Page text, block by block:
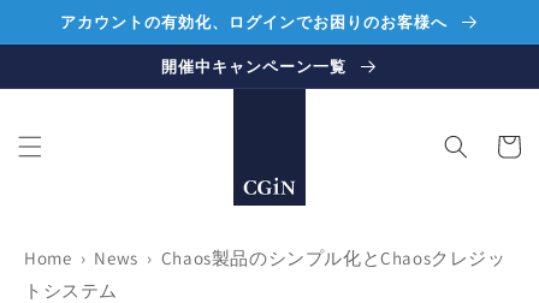
ンツに
進む
アカウントの有効化、ログインでお困りのお客様へ
開催中キャンペーン一覧
ー
Home › News › Chaos製品のシンプル化とChaosクレジッ
トシステム